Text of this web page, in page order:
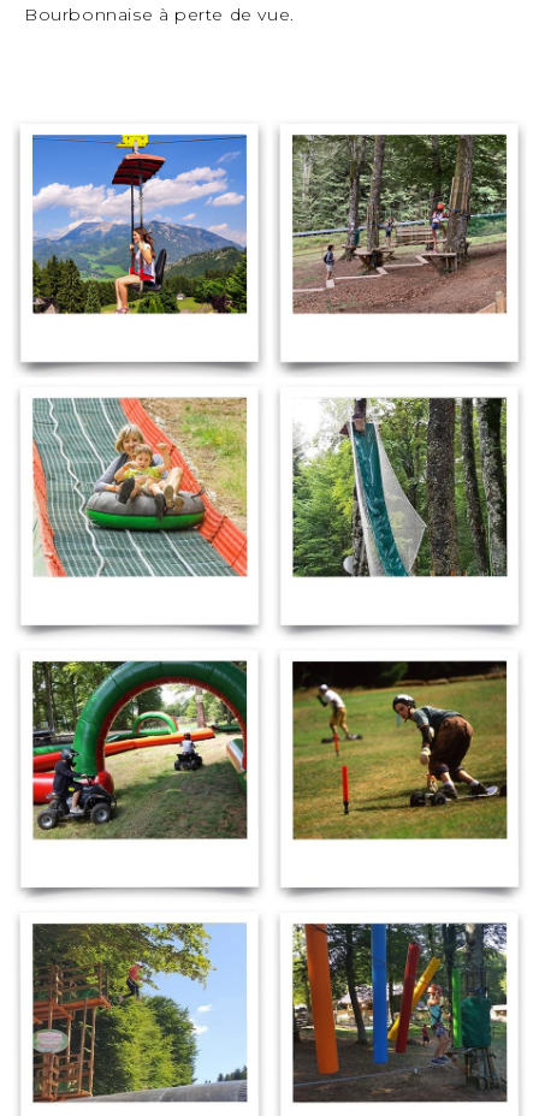
Bourbonnaise à perte de vue.